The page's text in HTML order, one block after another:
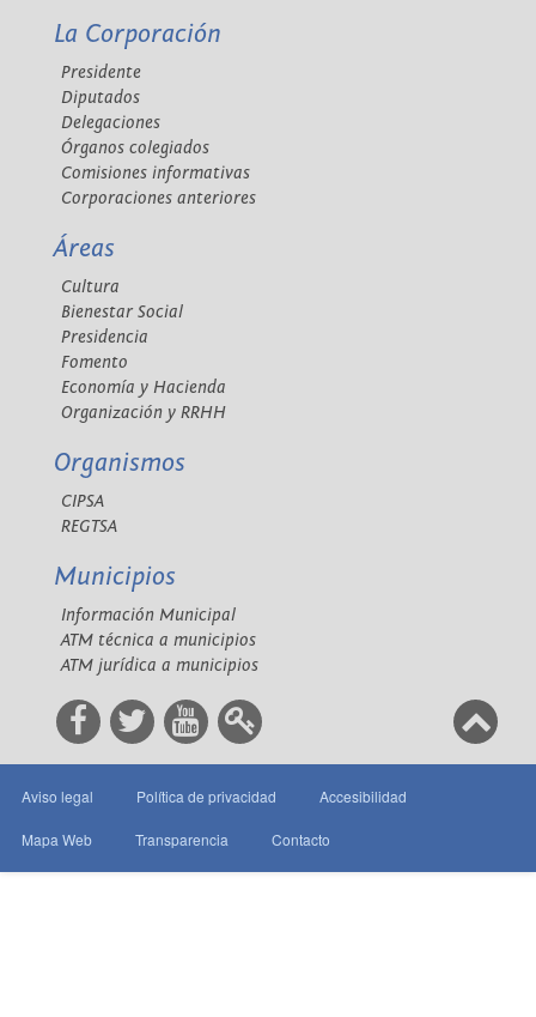
La Corporación
Presidente
Diputados
Delegaciones
Órganos colegiados
Comisiones informativas
Corporaciones anteriores
Áreas
Cultura
Bienestar Social
Presidencia
Fomento
Economía y Hacienda
Organización y RRHH
Organismos
CIPSA
REGTSA
Municipios
Información Municipal
ATM técnica a municipios
ATM jurídica a municipios
Aviso legal Política de privacidad Accesibilidad
Mapa Web Transparencia Contacto